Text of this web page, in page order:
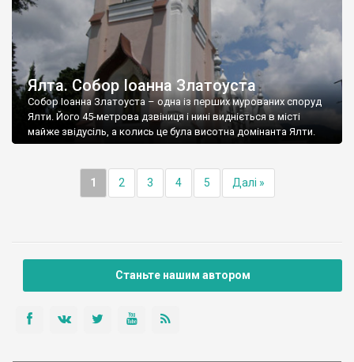
Ялта. Собор Іоанна Златоуста
Собор Іоанна Златоуста – одна із перших мурованих споруд
Ялти. Його 45-метрова дзвіниця і нині видніється в місті
майже звідусіль, а колись це була висотна домінанта Ялти.
1 2 3 4 5 Далі »
Станьте нашим автором